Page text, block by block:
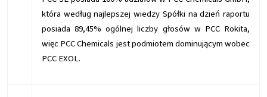
która według najlepszej wiedzy Spółki na dzień raportu
posiada 89,45% ogólnej liczby głosów w PCC Rokita,
więc PCC Chemicals jest podmiotem dominującym wobec
PCC EXOL.